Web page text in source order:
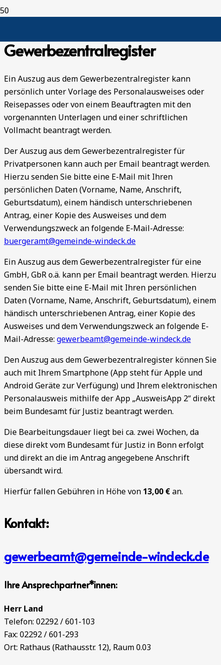
Gewerbezentralregister
Ein Auszug aus dem Gewerbezentralregister kann
persönlich unter Vorlage des Personalausweises oder
Reisepasses oder von einem Beauftragten mit den
vorgenannten Unterlagen und einer schriftlichen
Vollmacht beantragt werden.
Der Auszug aus dem Gewerbezentralregister für
Privatpersonen kann auch per Email beantragt werden.
Hierzu senden Sie bitte eine E-Mail mit Ihren
persönlichen Daten (Vorname, Name, Anschrift,
Geburtsdatum), einem händisch unterschriebenen
Antrag, einer Kopie des Ausweises und dem
Verwendungszweck an folgende E-Mail-Adresse:
buergeramt@gemeinde-windeck.de
Ein Auszug aus dem Gewerbezentralregister für eine
GmbH, GbR o.ä. kann per Email beantragt werden. Hierzu
senden Sie bitte eine E-Mail mit Ihren persönlichen
Daten (Vorname, Name, Anschrift, Geburtsdatum), einem
händisch unterschriebenen Antrag, einer Kopie des
Ausweises und dem Verwendungszweck an folgende E-
Mail-Adresse: gewerbeamt@gemeinde-windeck.de
Den Auszug aus dem Gewerbezentralregister können Sie
auch mit Ihrem Smartphone (App steht für Apple und
Android Geräte zur Verfügung) und Ihrem elektronischen
Personalausweis mithilfe der App „AusweisApp 2“ direkt
beim Bundesamt für Justiz beantragt werden.
Die Bearbeitungsdauer liegt bei ca. zwei Wochen, da
diese direkt vom Bundesamt für Justiz in Bonn erfolgt
und direkt an die im Antrag angegebene Anschrift
übersandt wird.
Hierfür fallen Gebühren in Höhe von 13,00 €an.
Kontakt:
gewerbeamt@gemeinde-windeck.de
Ihre Ansprechpartner*innen:
Herr Land
Telefon: 02292 / 601-103
Fax: 02292 / 601-293
Ort: Rathaus (Rathausstr. 12), Raum 0.03